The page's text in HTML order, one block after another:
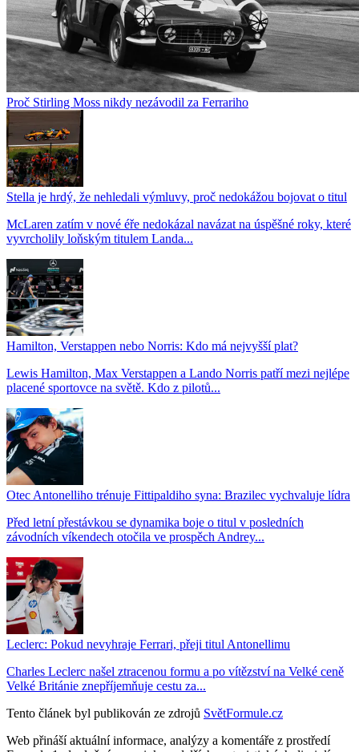
Proč Stirling Moss nikdy nezávodil za Ferrariho
Stella je hrdý, že nehledali výmluvy, proč nedokážou bojovat o titul
McLaren zatím v nové éře nedokázal navázat na úspěšné roky, které
vyvrcholily loňským titulem Landa...
Hamilton, Verstappen nebo Norris: Kdo má nejvyšší plat?
Lewis Hamilton, Max Verstappen a Lando Norris patří mezi nejlépe
placené sportovce na světě. Kdo z pilotů...
Otec Antonelliho trénuje Fittipaldiho syna: Brazilec vychvaluje lídra
Před letní přestávkou se dynamika boje o titul v posledních
závodních víkendech otočila ve prospěch Andrey...
Leclerc: Pokud nevyhraje Ferrari, přeji titul Antonellimu
Charles Leclerc našel ztracenou formu a po vítězství na Velké ceně
Velké Británie znepříjemňuje cestu za...
Tento článek byl publikován ze zdrojů SvětFormule.cz
Web přináší aktuální informace, analýzy a komentáře z prostředí